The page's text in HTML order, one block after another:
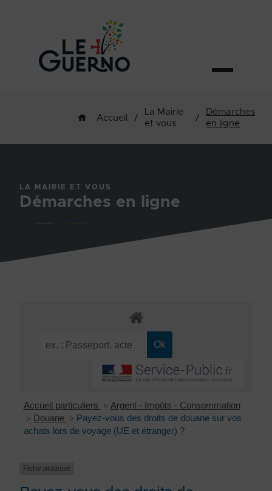
Accueil /
La Mairie
et vous
/
Démarches
en ligne
LA MAIRIE ET VOUS
Démarches en ligne
Accueil particuliers > Argent - Impôts - Consommation
> Douane > Payez-vous des droits de douane sur vos
achats lors de voyage (UE et étranger) ?
Fiche pratique